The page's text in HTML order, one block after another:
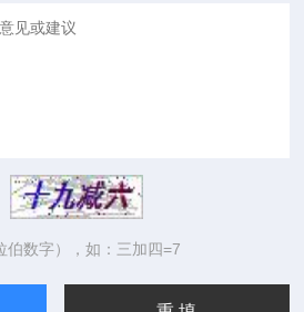
伯数字），如：三加四=7